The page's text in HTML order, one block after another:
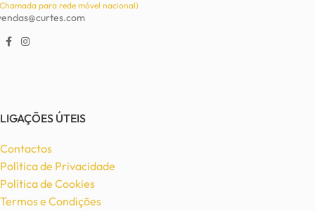
para rede móvel nacional)
LIGAÇÕES ÚTEIS
Contactos
Política de Privacidade
Política de Cookies
Termos e Condições